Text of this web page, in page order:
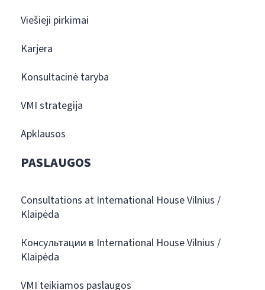
Viešieji pirkimai
Karjera
Konsultacinė taryba
VMI strategija
Apklausos
PASLAUGOS
Consultations at International House Vilnius /
Klaipėda
Консультации в International House Vilnius /
Klaipėda
VMI teikiamos paslaugos